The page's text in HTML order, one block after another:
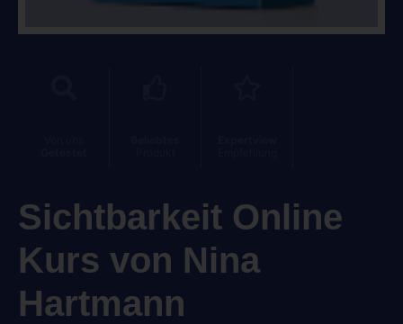
Sichtbarkeit Online
Kurs von Nina
Hartmann